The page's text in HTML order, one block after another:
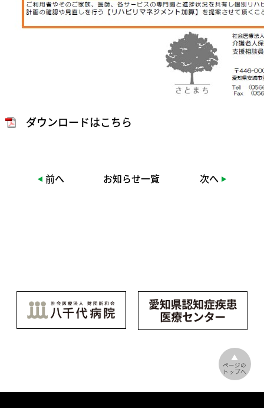
ダウンロードはこちら
前へ お知らせ一覧 次へ
▲
ページの
トップへ